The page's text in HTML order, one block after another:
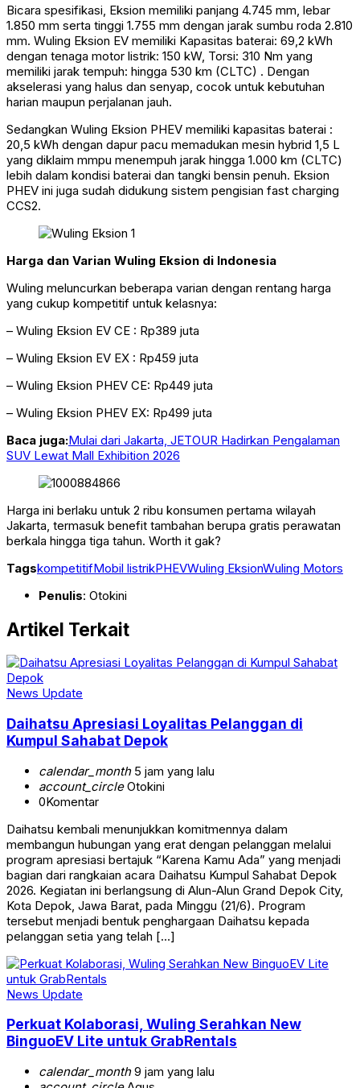
Bicara spesifikasi, Eksion memiliki panjang 4.745 mm, lebar
1.850 mm serta tinggi 1.755 mm dengan jarak sumbu roda 2.810
mm. Wuling Eksion EV memiliki Kapasitas baterai: 69,2 kWh
dengan tenaga motor listrik: 150 kW, Torsi: 310 Nm yang
memiliki jarak tempuh: hingga 530 km (CLTC) . Dengan
akselerasi yang halus dan senyap, cocok untuk kebutuhan
harian maupun perjalanan jauh.
Sedangkan Wuling Eksion PHEV memiliki kapasitas baterai :
20,5 kWh dengan dapur pacu memadukan mesin hybrid 1,5 L
yang diklaim mmpu menempuh jarak hingga 1.000 km (CLTC)
lebih dalam kondisi baterai dan tangki bensin penuh. Eksion
PHEV ini juga sudah didukung sistem pengisian fast charging
CCS2.
Harga dan Varian Wuling Eksion di Indonesia
Wuling meluncurkan beberapa varian dengan rentang harga
yang cukup kompetitif untuk kelasnya:
– Wuling Eksion EV CE : Rp389 juta
– Wuling Eksion EV EX : Rp459 juta
– Wuling Eksion PHEV CE: Rp449 juta
– Wuling Eksion PHEV EX: Rp499 juta
Baca juga:Mulai dari Jakarta, JETOUR Hadirkan Pengalaman
SUV Lewat Mall Exhibition 2026
Harga ini berlaku untuk 2 ribu konsumen pertama wilayah
Jakarta, termasuk benefit tambahan berupa gratis perawatan
berkala hingga tiga tahun. Worth it gak?
TagskompetitifMobil listrikPHEVWuling EksionWuling Motors
Penulis: Otokini
Artikel Terkait
News Update
Daihatsu Apresiasi Loyalitas Pelanggan di
Kumpul Sahabat Depok
calendar_month5 jam yang lalu
account_circleOtokini
0Komentar
Daihatsu kembali menunjukkan komitmennya dalam
membangun hubungan yang erat dengan pelanggan melalui
program apresiasi bertajuk “Karena Kamu Ada” yang menjadi
bagian dari rangkaian acara Daihatsu Kumpul Sahabat Depok
2026. Kegiatan ini berlangsung di Alun-Alun Grand Depok City,
Kota Depok, Jawa Barat, pada Minggu (21/6). Program
tersebut menjadi bentuk penghargaan Daihatsu kepada
pelanggan setia yang telah […]
News Update
Perkuat Kolaborasi, Wuling Serahkan New
BinguoEV Lite untuk GrabRentals
calendar_month9 jam yang lalu